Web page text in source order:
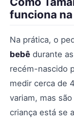
funciona
Na prática, o
bebê durante
recém-nascido
medir cerca de
variam, mas
criança está se